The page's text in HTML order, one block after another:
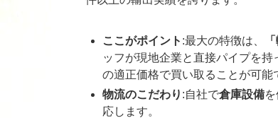
ここがポイント :最大の特徴は、
ッフが現地企業と直接パイプを
の適正価格で買い取ることが可能
物流のこだわり :自社で倉庫設備
応します。